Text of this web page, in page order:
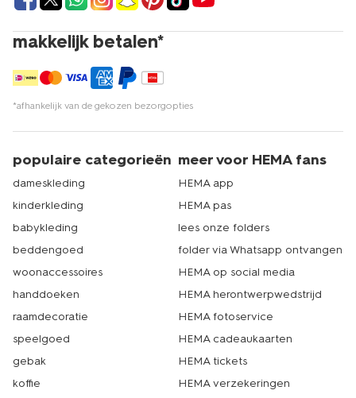
makkelijk betalen*
*afhankelijk van de gekozen bezorgopties
populaire categorieën
dameskleding
kinderkleding
babykleding
beddengoed
woonaccessoires
handdoeken
raamdecoratie
speelgoed
gebak
koffie
meer voor HEMA fans
HEMA app
HEMA pas
lees onze folders
folder via Whatsapp ontvangen
HEMA op social media
HEMA herontwerpwedstrijd
HEMA fotoservice
HEMA cadeaukaarten
HEMA tickets
HEMA verzekeringen